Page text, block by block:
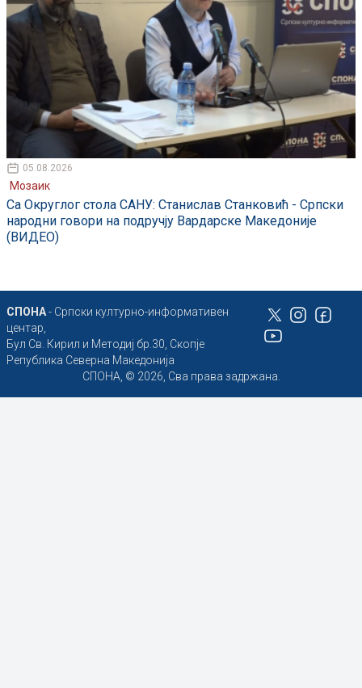
05.08.2026
Мозаик
Са Округлог стола САНУ: Станислав Станковић - Српски
народни говори на подручју Вардарске Македоније
(ВИДЕО)
СПОНА- Српски културно-информативен
центар,
Бул Св. Кирил и Методиј бр.30, Скопје
Република Северна Македонија
СПОНА, © 2026, Сва права задржана.